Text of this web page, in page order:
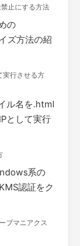
止にする方法
の
ズ方法の紹
実行させる方
ル名を.html
として実行
系の
認証をク
ブマニアクス